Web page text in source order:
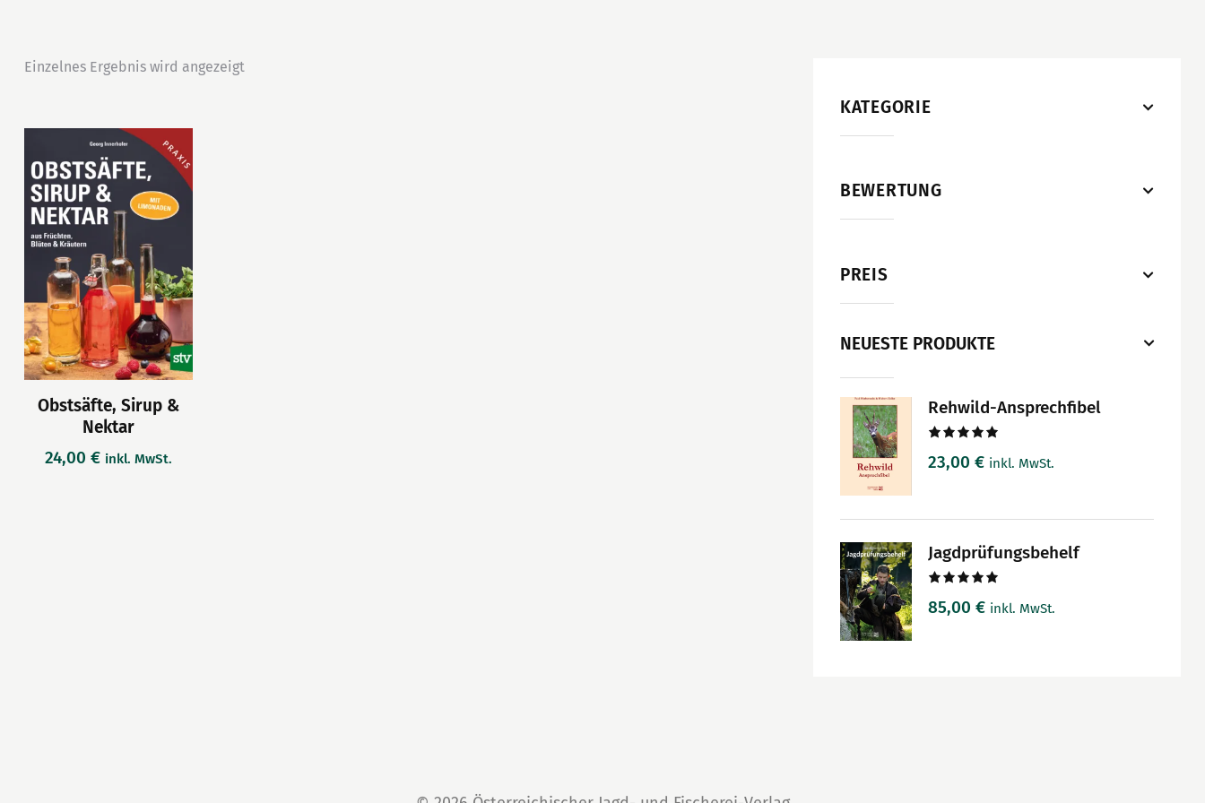
Einzelnes Ergebnis wird angezeigt
Obstsäfte, Sirup &
Nektar
24,00 € inkl. MwSt.
KATEGORIE
BEWERTUNG
PREIS
NEUESTE PRODUKTE
Rehwild-Ansprechfibel
mit5.00
23,00 € inkl. MwSt.
Jagdprüfungsbehelf
mit5.00
85,00 € inkl. MwSt.